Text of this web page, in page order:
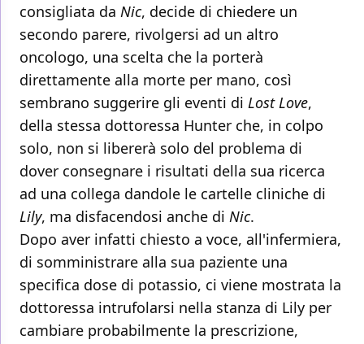
consigliata da Nic, decide di chiedere un
secondo parere, rivolgersi ad un altro
oncologo, una scelta che la porterà
direttamente alla morte per mano, così
sembrano suggerire gli eventi di Lost Love,
della stessa dottoressa Hunter che, in colpo
solo, non si libererà solo del problema di
dover consegnare i risultati della sua ricerca
ad una collega dandole le cartelle cliniche di
Lily, ma disfacendosi anche di Nic.
Dopo aver infatti chiesto a voce, all'infermiera,
di somministrare alla sua paziente una
specifica dose di potassio, ci viene mostrata la
dottoressa intrufolarsi nella stanza di Lily per
cambiare probabilmente la prescrizione,